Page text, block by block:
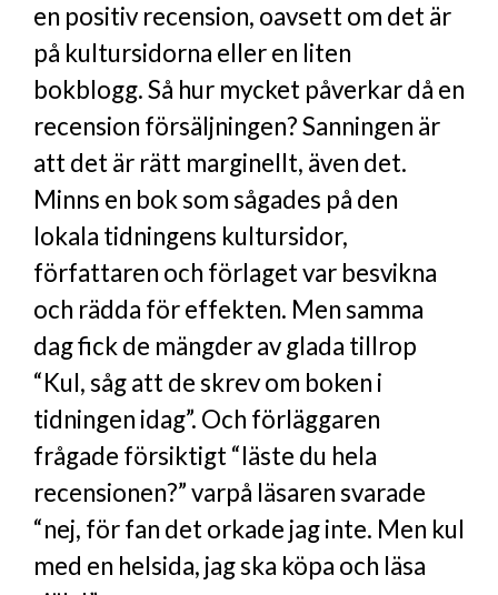
en positiv recension, oavsett om det är
på kultursidorna eller en liten
bokblogg. Så hur mycket påverkar då en
recension försäljningen? Sanningen är
att det är rätt marginellt, även det.
Minns en bok som sågades på den
lokala tidningens kultursidor,
författaren och förlaget var besvikna
och rädda för effekten. Men samma
dag fick de mängder av glada tillrop
“Kul, såg att de skrev om boken i
tidningen idag”. Och förläggaren
frågade försiktigt “läste du hela
recensionen?” varpå läsaren svarade
“nej, för fan det orkade jag inte. Men kul
med en helsida, jag ska köpa och läsa